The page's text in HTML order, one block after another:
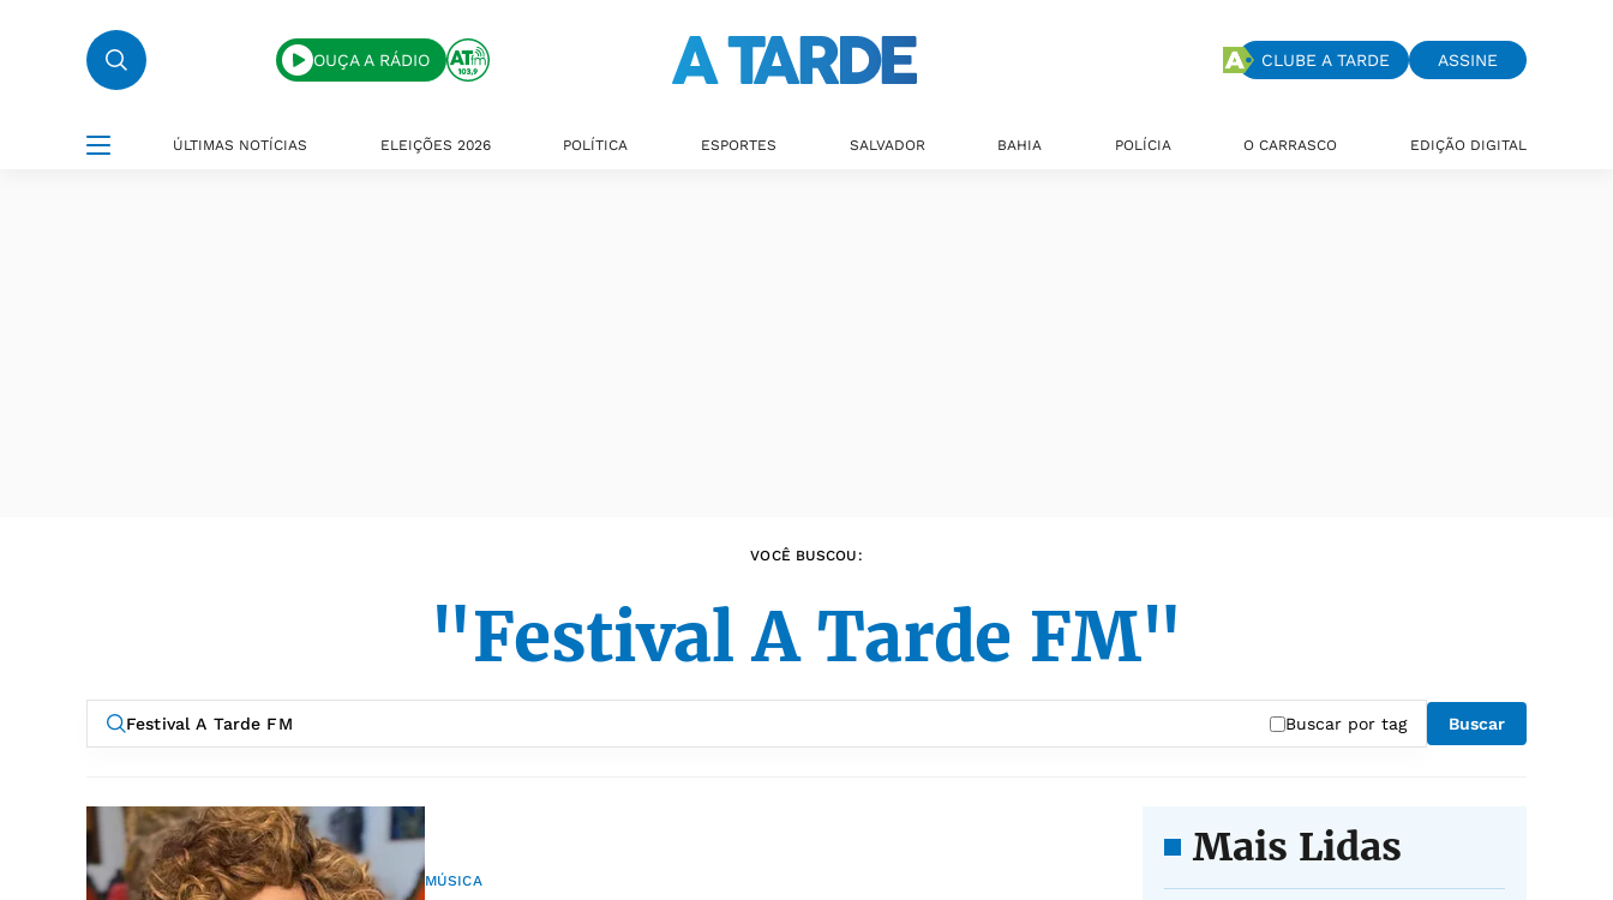
OUÇA A RÁDIO CLUBE A TARDE ASSINE
ÚLTIMAS NOTÍCIAS ELEIÇÕES 2026 POLÍTICA ESPORTES SALVADOR BAHIA POLÍCIA O CARRASCO EDIÇÃO DIGITAL
VOCÊ BUSCOU:
"Festival A Tarde FM"
Buscar por tag Buscar
MÚSICA
Mais Lidas